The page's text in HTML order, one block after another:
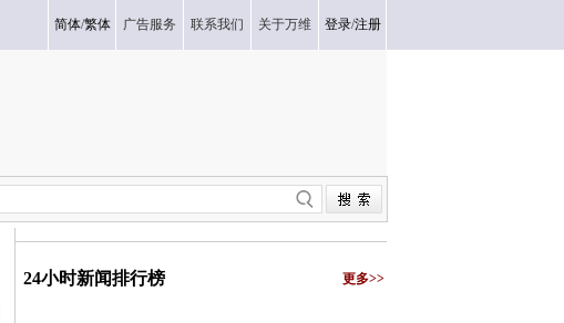
简体/繁体 广告服务 联系我们 关于万维 登录/注册
24小时新闻排行榜 更多>>